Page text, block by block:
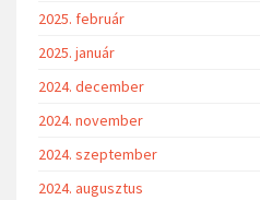
2025. február
2025. január
2024. december
2024. november
2024. szeptember
2024. augusztus